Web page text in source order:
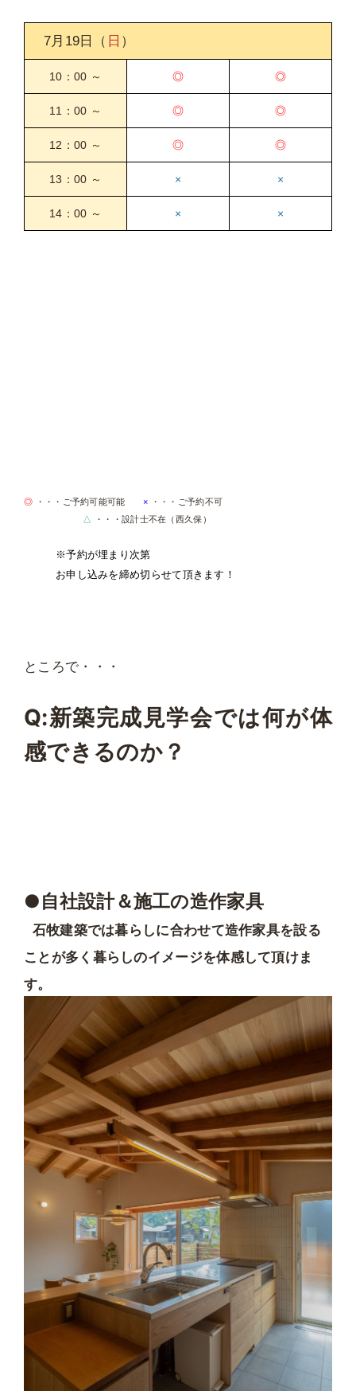
7月19日 （ 日 ）
10：00 ～ ◎ ◎
11：00 ～ ◎ ◎
12：00 ～ ◎ ◎
13：00 ～ × ×
14：00 ～ × ×
◎ ・・・ご予約可能可能 × ・・・ご予約不可
△
・・・設計士不在（西久保）
※予約が埋まり次第
お申し込みを締め切らせて頂きます！
ところで・・・
Q:新築完成見学会では何が体
感できるのか？
●自社設計＆施工の造作家具
石牧建築では暮らしに合わせて造作家具を設る
ことが多く暮らしのイメージを体感して頂けま
す。